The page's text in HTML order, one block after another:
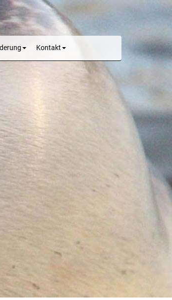
Kontakt